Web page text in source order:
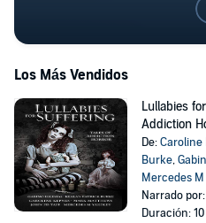
Los Más Vendidos
Lullabies
Addiction
De:Caroline
Burke,
Mercedes
Narrado por:
Duración: